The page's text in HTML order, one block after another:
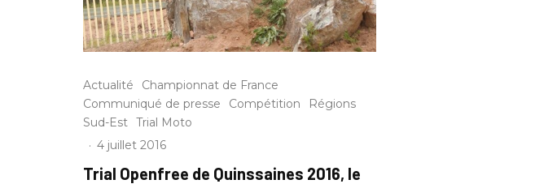
Actualité
Championnat de France
Communiqué de presse
Compétition
Régions
Sud-Est Trial Moto
· 4 juillet 2016
Trial Openfree de Quinssaines 2016, le